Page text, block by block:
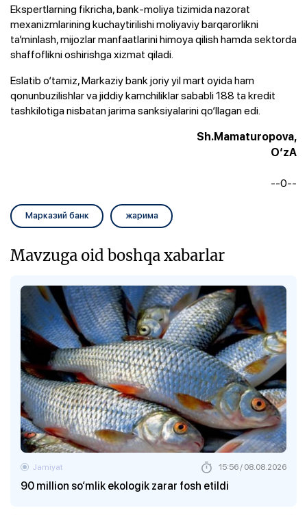
Ekspertlarning fikricha, bank-moliya tizimida nazorat
mexanizmlarining kuchaytirilishi moliyaviy barqarorlikni
ta’minlash, mijozlar manfaatlarini himoya qilish hamda sektorda
shaffoflikni oshirishga xizmat qiladi.
Eslatib o‘tamiz, Markaziy bank joriy yil mart oyida ham
qonunbuzilishlar va jiddiy kamchiliklar sababli 188 ta kredit
tashkilotiga nisbatan jarima sanksiyalarini qo‘llagan edi.
Sh.Mamaturopova,
O‘zA
--0--
Марказий банк жарима
Mavzuga oid boshqa xabarlar
90 million so‘mlik ekologik zarar fosh etildi
Jamiyat 15:56 / 08.08.2026